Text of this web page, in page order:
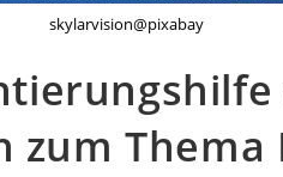
skylarvision@pixabay
zum